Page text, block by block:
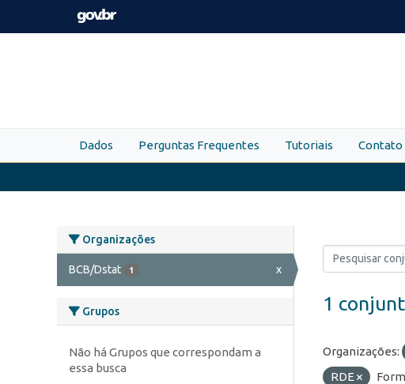
Skip to main content
Dados Perguntas Frequentes Tutoriais Contato
Organizações
BCB/Dstat 1 x
Grupos
Não há Grupos que correspondam a
essa busca
1
Organizações:
RDE